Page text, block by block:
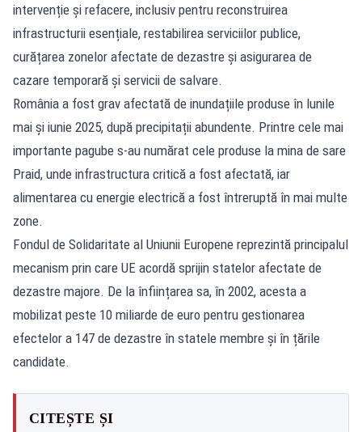
intervenție și refacere, inclusiv pentru reconstruirea
infrastructurii esențiale, restabilirea serviciilor publice,
curățarea zonelor afectate de dezastre și asigurarea de
cazare temporară și servicii de salvare.
România a fost grav afectată de inundațiile produse în lunile
mai și iunie 2025, după precipitații abundente. Printre cele mai
importante pagube s-au numărat cele produse la mina de sare
Praid, unde infrastructura critică a fost afectată, iar
alimentarea cu energie electrică a fost întreruptă în mai multe
zone.
Fondul de Solidaritate al Uniunii Europene reprezintă principalul
mecanism prin care UE acordă sprijin statelor afectate de
dezastre majore. De la înființarea sa, în 2002, acesta a
mobilizat peste 10 miliarde de euro pentru gestionarea
efectelor a 147 de dezastre în statele membre și în țările
candidate.
CITEȘTE ȘI